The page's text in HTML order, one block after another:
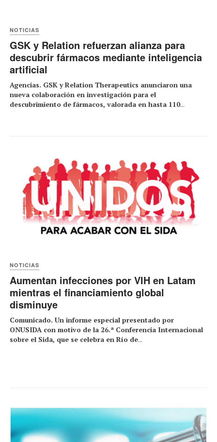
NOTICIAS
GSK y Relation refuerzan alianza para
descubrir fármacos mediante inteligencia
artificial
Agencias. GSK y Relation Therapeutics anunciaron una
nueva colaboración en investigación para el
descubrimiento de fármacos, valorada en hasta 110...
NOTICIAS
Aumentan infecciones por VIH en Latam
mientras el financiamiento global
disminuye
Comunicado. Un informe especial presentado por
ONUSIDA con motivo de la 26.ª Conferencia Internacional
sobre el Sida, que se celebra en Río de...